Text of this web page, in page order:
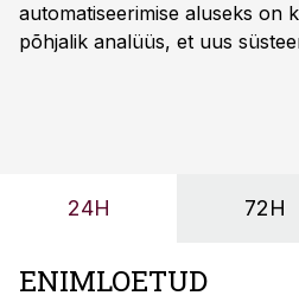
automatiseerimise aluseks on
põhjalik analüüs, et uus
OÜ tegevjuht Sander Mitendorf.
24H 72H
ENIMLOETUD